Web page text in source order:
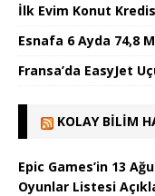
İlk Evim Konut
Esnafa 6 Ayda 74,8
Fransa’da EasyJet
KOLAY BILIM
Epic Games’in 13
Oyunlar Listesi